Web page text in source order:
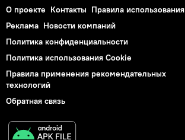
О проекте Контакты Правила использования
Реклама Новости компаний
Политика конфиденциальности
Политика использования Cookie
Правила применения рекомендательных
технологий
Обратная связь